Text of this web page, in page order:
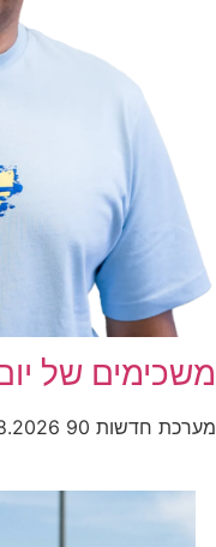
של יום
חדשות 90 03.08.2026